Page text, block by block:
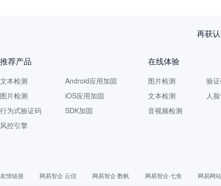
再获
推荐产品
文本检测
图片检测
行为式验证码
风控引擎
Android应用加固
iOS应用加固
SDK加固
在线体验
图片检测
文本检测
音视频检测
验
人
友情链接 网易智企·云信 网易智企·数帆 网易智企·七鱼 网易网